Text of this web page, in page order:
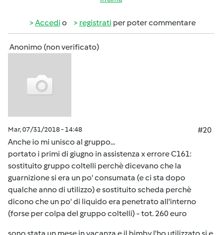
Accedi o registrati per poter commentare
Anonimo (non verificato)
Mar, 07/31/2018 - 14:48
#20
Anche io mi unisco al gruppo...
portato i primi di giugno in assistenza x errore C161:
sostituito gruppo coltelli perchè dicevano che la
guarnizione si era un po' consumata (e ci sta dopo
qualche anno di utilizzo) e sostituito scheda perchè
dicono che un po' di liquido era penetrato all'interno
(forse per colpa del gruppo coltelli) - tot. 260 euro